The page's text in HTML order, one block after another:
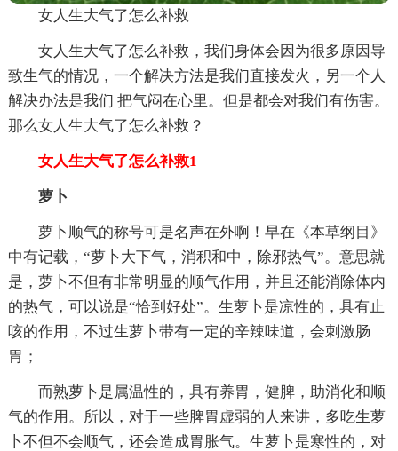
女人生大气了怎么补救
女人生大气了怎么补救，我们身体会因为很多原因导
致生气的情况，一个解决方法是我们直接发火，另一个人
解决办法是我们 把气闷在心里。但是都会对我们有伤害。
那么女人生大气了怎么补救？
女人生大气了怎么补救1
萝卜
萝卜顺气的称号可是名声在外啊！早在《本草纲目》
中有记载，“萝卜大下气，消积和中，除邪热气”。意思就
是，萝卜不但有非常明显的顺气作用，并且还能消除体内
的热气，可以说是“恰到好处”。生萝卜是凉性的，具有止
咳的作用，不过生萝卜带有一定的辛辣味道，会刺激肠
胃；
而熟萝卜是属温性的，具有养胃，健脾，助消化和顺
气的作用。所以，对于一些脾胃虚弱的人来讲，多吃生萝
卜不但不会顺气，还会造成胃胀气。生萝卜是寒性的，对